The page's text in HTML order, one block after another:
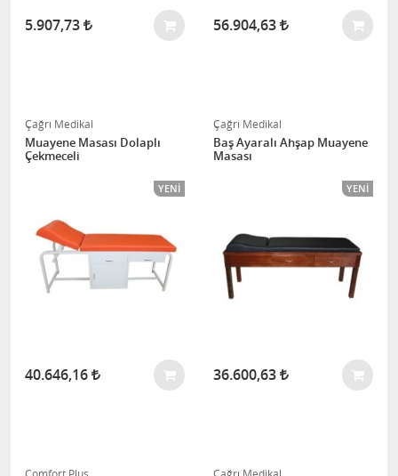
5.907,73 56.904,63
Çağrı Medikal
Muayene Masası Dolaplı
Çekmeceli
YENI
40.646,16
Çağrı Medikal
Baş Ayaralı Ahşap Muayene
Masası
YENI
36.600,63